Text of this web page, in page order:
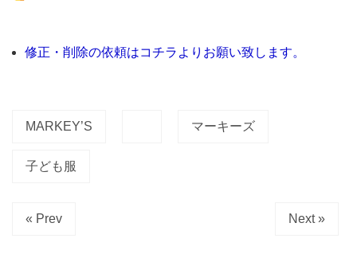
ジ
ル
で
か
い
修正・削除の依頼はコチラよりお願い致します。
MARKEY’S マーキーズ
子ども服
« Prev Next »